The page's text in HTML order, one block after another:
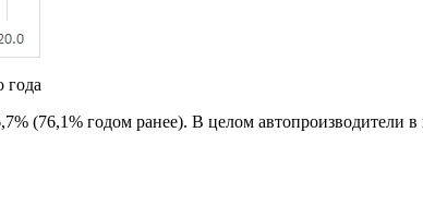
года
(76,1% годом ранее). В целом автопроизводители в